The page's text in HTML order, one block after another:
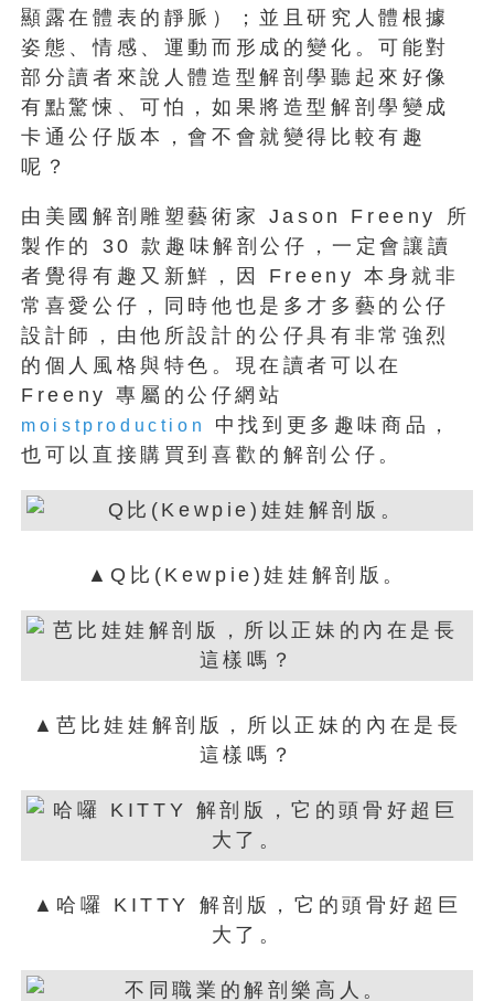
顯露在體表的靜脈）；並且研究人體根據
姿態、情感、運動而形成的變化。可能對
部分讀者來說人體造型解剖學聽起來好像
有點驚悚、可怕，如果將造型解剖學變成
卡通公仔版本，會不會就變得比較有趣
呢？
由美國解剖雕塑藝術家 Jason Freeny 所
製作的 30 款趣味解剖公仔，一定會讓讀
者覺得有趣又新鮮，因 Freeny 本身就非
常喜愛公仔，同時他也是多才多藝的公仔
設計師，由他所設計的公仔具有非常強烈
的個人風格與特色。現在讀者可以在
Freeny 專屬的公仔網站
moistproduction
中找到更多趣味商品，
也可以直接購買到喜歡的解剖公仔。
▲Q比(Kewpie)娃娃解剖版。
▲芭比娃娃解剖版，所以正妹的內在是長
這樣嗎？
▲哈囉 KITTY 解剖版，它的頭骨好超巨
大了。